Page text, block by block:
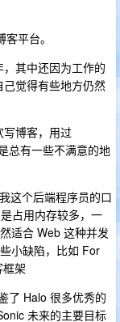
平台。
其中还因为工作的
觉得有些地方仍然
写博客，用过
总有一些不满意的地
这个后端程序员的口
占用内存较多，一
适合 Web 这种并发
小缺陷，比如 For
架
了 Halo 很多优秀的
未来的主要目标